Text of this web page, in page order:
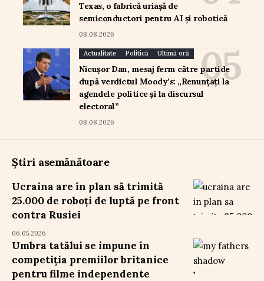
Texas, o fabrică uriașă de
semiconductori pentru AI și robotică
08.08.2026
Actualitate Politică Ultimă oră
Nicușor Dan, mesaj ferm către partide
după verdictul Moody’s: „Renunțați la
agendele politice și la discursul
electoral”
08.08.2026
Știri asemănătoare
Ucraina are în plan să trimită
25.000 de roboți de luptă pe front
contra Rusiei
06.05.2026
Umbra tatălui se impune în
competiția premiilor britanice
pentru filme independente